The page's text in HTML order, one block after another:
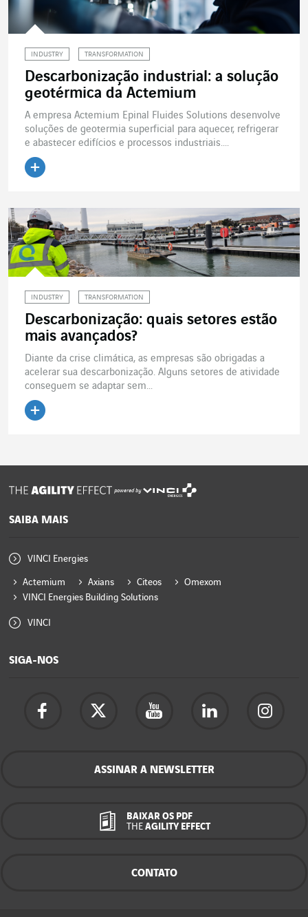
INDUSTRY TRANSFORMATION
Descarbonização industrial: a solução
geotérmica da Actemium
A empresa Actemium Epinal Fluides Solutions desenvolve
soluções de geotermia superficial para aquecer, refrigerar
e abastecer edifícios e processos industriais....
INDUSTRY TRANSFORMATION
Descarbonização: quais setores estão
mais avançados?
Diante da crise climática, as empresas são obrigadas a
acelerar sua descarbonização. Alguns setores de atividade
conseguem se adaptar sem...
powered by
SAIBA MAIS
VINCI Energies
Actemium Axians Citeos
Omexom
VINCI Energies Building Solutions
VINCI
SIGA-NOS
ASSINAR A NEWSLETTER
BAIXAR OS PDF
THE AGILITY EFFECT
CONTATO